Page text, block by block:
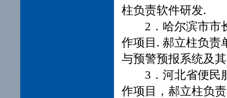
柱负责软件研发.
2．哈尔滨市市
作项目. 郝立柱负责
与预警预报系统及
3．河北省便民
作项目，郝立柱负